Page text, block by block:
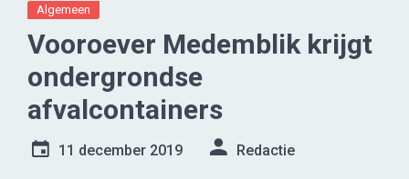
Algemeen
Vooroever Medemblik krijgt
ondergrondse
afvalcontainers
11 december 2019 Redactie